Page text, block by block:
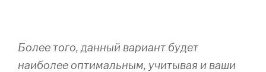
Более того, данный вариант будет
наиболее оптимальным, учитывая и ваши